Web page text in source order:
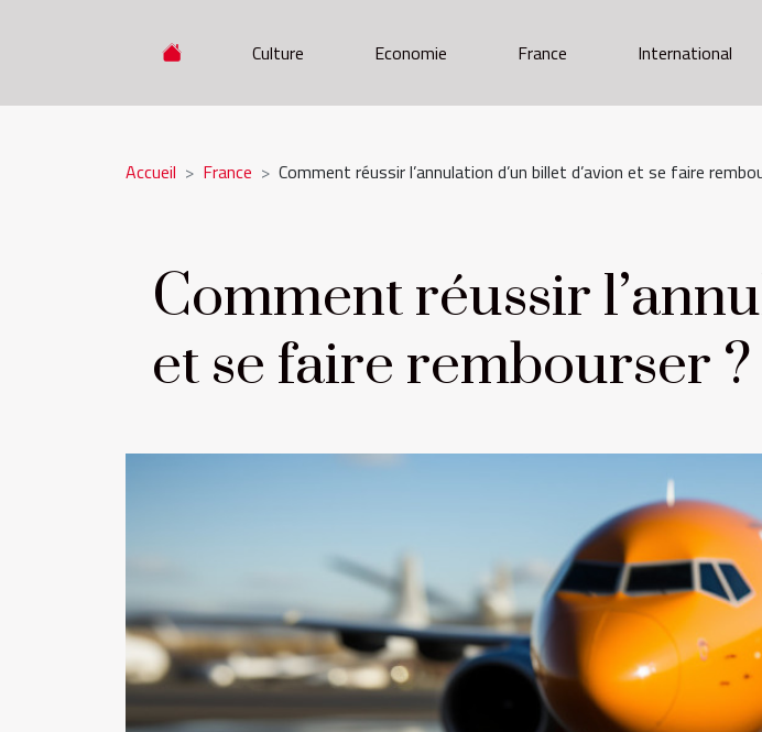
Culture Economie France International
Accueil France Comment réussir l’annulation d’un billet d’avion et se faire
Comment réussir
et se faire rembourser ?